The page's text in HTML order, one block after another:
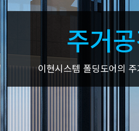
주거공
이현시스템 폴딩도어의